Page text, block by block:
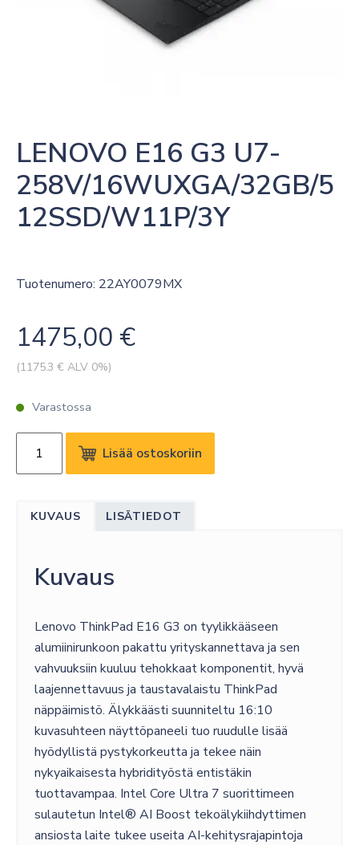
LENOVO E16 G3 U7-
258V/16WUXGA/32GB/5
12SSD/W11P/3Y
Tuotenumero: 22AY0079MX
1475,00 €
(1175.3 € ALV 0%)
Varastossa
E16
258V/16WUXGA/32GB/512SSD/W11P/3Y
Lisää ostoskoriin
KUVAUS LISÄTIEDOT
Kuvaus
Lenovo ThinkPad E16 G3 on tyylikkääseen
alumiinirunkoon pakattu yrityskannettava ja sen
vahvuuksiin kuuluu tehokkaat komponentit, hyvä
laajennettavuus ja taustavalaistu ThinkPad
näppäimistö. Älykkäästi suunniteltu 16:10
kuvasuhteen näyttöpaneeli tuo ruudulle lisää
hyödyllistä pystykorkeutta ja tekee näin
nykyaikaisesta hybridityöstä entistäkin
tuottavampaa. Intel Core Ultra 7 suorittimeen
sulautetun Intel® AI Boost tekoälykiihdyttimen
ansiosta laite tukee useita AI-kehitysrajapintoja